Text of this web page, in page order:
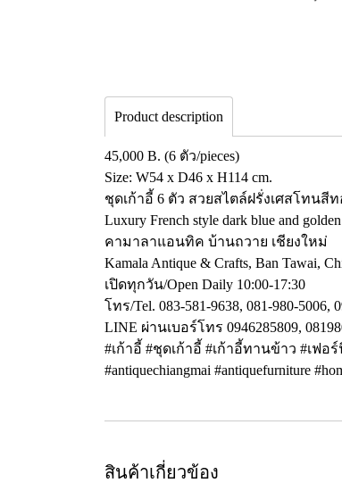
Product description
45,000 B. (6 ตัว/pieces)
Size: W54 x D46 x H114 cm.
ชุดเก้าอี้ 6 ตัว สวยสไตล์ฝรั่งเศสโทนสี
Luxury French style dark blue and
คามาลาแอนทิค บ้านถวาย เชียงใหม่
Kamala Antique & Crafts, Ban Tawai,
เปิดทุกวัน/Open Daily 10:00-17:30
โทร/Tel. 083-581-9638, 081-980-5006,
LINE ผ่านเบอร์โทร 0946285809,
#เก้าอี้ #ชุดเก้าอี้ #เก้าอี้ทานข้าว #เฟอร์
#antiquechiangmai #antiquefurniture
สินค้าเกี่ยวข้อง